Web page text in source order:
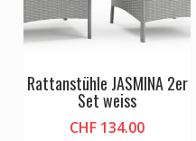
Rattanstühle JASMINA 2er
Set weiss
CHF 134.00